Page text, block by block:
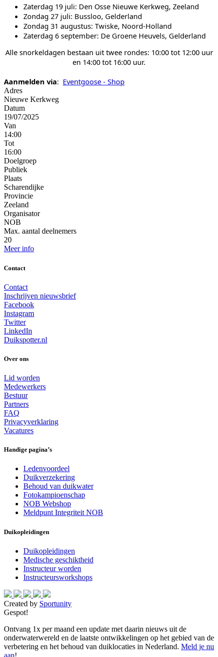
Zaterdag 19 juli: Den Osse Nieuwe Kerkweg, Zeeland
Zondag 27 juli: Bussloo, Gelderland
Zondag 31 augustus: Twiske, Noord-Holland
Zaterdag 6 september: De Groene Heuvels, Gelderland
Alle snorkeldagen bestaan uit twee rondes: 10:00 tot 12:00 uur
en 14:00 tot 16:00 uur.
Aanmelden via: Eventgoose - Shop
Adres
Nieuwe Kerkweg
Datum
19/07/2025
Van
14:00
Tot
16:00
Doelgroep
Publiek
Plaats
Scharendijke
Provincie
Zeeland
Organisator
NOB
Max. aantal deelnemers
20
Meer info
Contact
Contact
Inschrijven nieuwsbrief
Facebook
Instagram
Twitter
LinkedIn
Duikspotter.nl
Over ons
Lid worden
Medewerkers
Bestuur
Partners
FAQ
Privacyverklaring
Vacatures
Handige pagina’s
Ledenvoordeel
Duikverzekering
Behoud van duikwater
Fotokampioenschap
NOB Webshop
Meldpunt Integriteit NOB
Duikopleidingen
Duikopleidingen
Medische geschiktheid
Instructeur worden
Instructeursworkshops
Created by Sportunity
Gespot!
Ontvang 1x per maand een update met daarin nieuws uit de
onderwaterwereld en de laatste ontwikkelingen op het gebied van de
verbetering en het behoud van duiklocaties in Nederland. Meld je nu
aan!